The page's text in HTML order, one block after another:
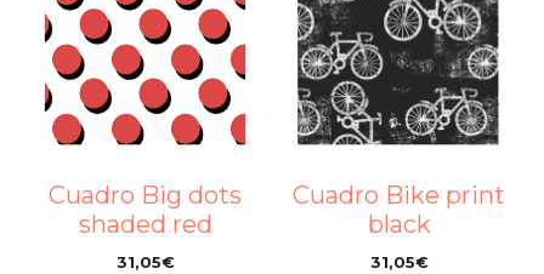
Cuadro Big dots
shaded red
31,05€
Cuadro Bike print
black
31,05€